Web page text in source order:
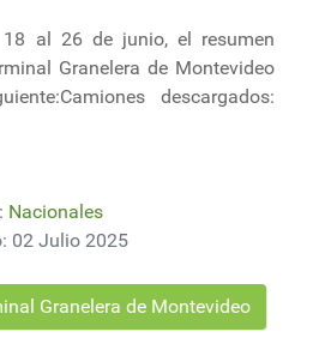
al 26 de junio, el resumen
Granelera de Montevideo
descargados:
Nacionales
02 Julio 2025
Granelera de Montevideo